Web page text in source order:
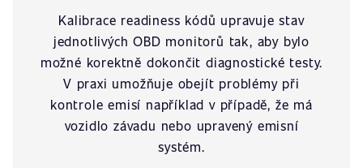
Kalibrace readiness kódů upravuje stav
jednotlivých OBD monitorů tak, aby bylo
možné korektně dokončit diagnostické testy.
V praxi umožňuje obejít problémy při
kontrole emisí například v případě, že má
vozidlo závadu nebo upravený emisní
systém.